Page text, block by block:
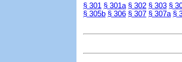
§ 301 § 301a § 302 § 303 §
§ 305b § 306 § 307 § 307a §